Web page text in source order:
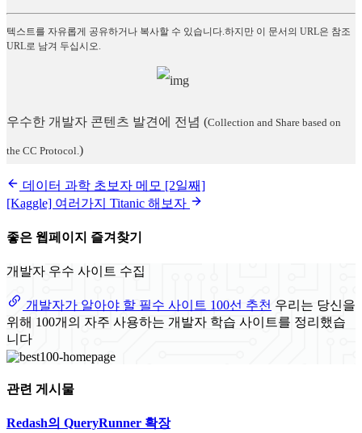
텍스트를 자유롭게 공유하거나 복사할 수 있습니다.하지만 이 문서의 URL은 참조
URL로 남겨 두십시오.
우수한 개발자 콘텐츠 발견에 전념 (Collection and Share based on
the CC Protocol. )
데이터 과학 초보자 메모 [2일째]
[Kaggle] 여러가지 Titanic 해보자
좋은 웹페이지 즐겨찾기
개발자 우수 사이트 수집
개발자가 알아야 할 필수 사이트 100선 추천 우리는 당신을
위해 100개의 자주 사용하는 개발자 학습 사이트를 정리했습
니다
관련 게시물
Redash의 QueryRunner 확장